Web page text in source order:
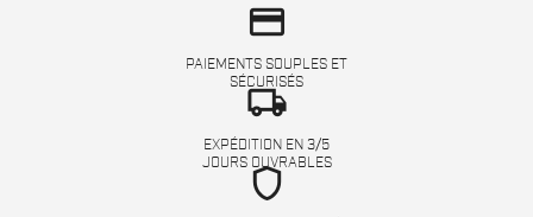
credit_card
PAIEMENTS SOUPLES ET
SÉCURISÉS
local_shipping
EXPÉDITION EN 3/5
JOURS OUVRABLES
shield